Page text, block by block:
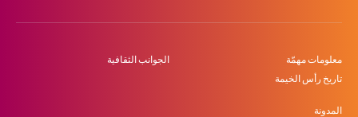
معلومات مهمّة
تاريخ رأس الخيمة
الجوانب الثقافية
المدونة